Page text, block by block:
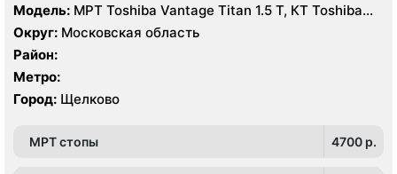
Модель: МРТ Toshiba Vantage Titan 1.5 Т, КТ Toshiba
Aquilion Prime CXL 64 среза, УЗИ Toshiba Aplio 500
Округ: Московская область
Район:
Метро:
Город: Щелково
МРТ стопы 4700 p.